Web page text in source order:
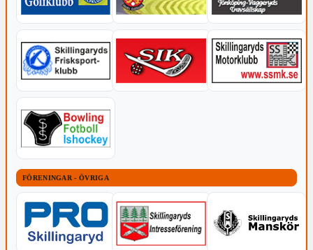
FÖRENINGAR - ÖVRIGA